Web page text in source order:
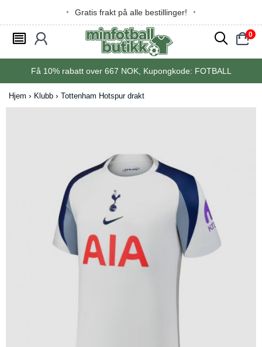
Gratis frakt på alle bestillinger!
󰂩 󰃳 󰂨 0
󰃠
Få 10%rabatt over 667 NOK, Kupongkode: FOTBALL
Hjem Klubb Tottenham Hotspur drakt